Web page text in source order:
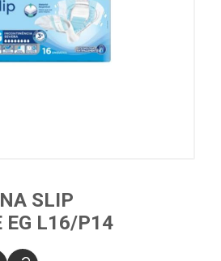
SLIP
EG L16/P14